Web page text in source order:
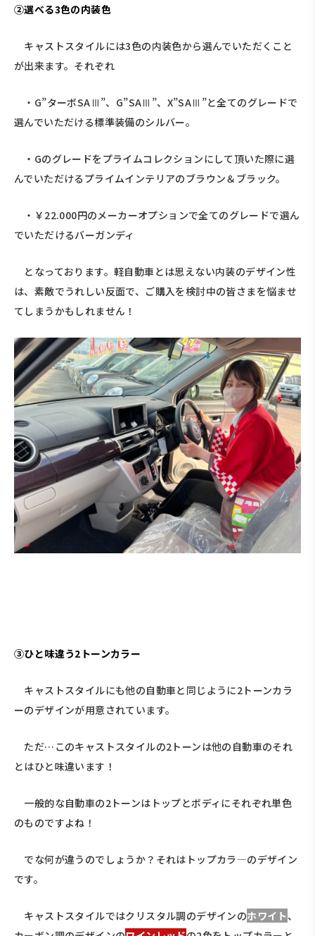
②選べる3色の内装色
キャストスタイルには3色の内装色から選んでいただくこと
が出来ます。それぞれ
・G”ターボSAⅢ”、G”SAⅢ”、X”SAⅢ”と全てのグレードで
選んでいただける標準装備のシルバー。
・Gのグレードをプライムコレクションにして頂いた際に選
んでいただけるプライムインテリアのブラウン＆ブラック。
・￥22.000円のメーカーオプションで全てのグレードで選ん
でいただけるバーガンディ
となっております。軽自動車とは思えない内装のデザイン性
は、素敵でうれしい反面で、ご購入を検討中の皆さまを悩ませ
てしまうかもしれません！
③ひと味違う2トーンカラー
キャストスタイルにも他の自動車と同じように2トーンカラ
ーのデザインが用意されています。
ただ…このキャストスタイルの2トーンは他の自動車のそれ
とはひと味違います！
一般的な自動車の2トーンはトップとボディにそれぞれ単色
のものですよね！
でな何が違うのでしょうか？それはトップカラ―のデザイン
です。
キャストスタイルではクリスタル調のデザインのホワイト、